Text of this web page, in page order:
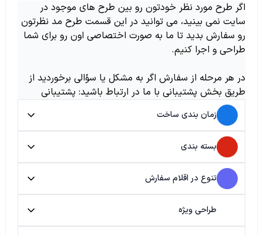
اگر طرح مورد نظر خودتون رو بین طرح های موجود در
سایت نمی بینید، می توانید در این قسمت طرح مد نظرتون
رو سفارش بدید تا ما به صورت اختصاصی اون رو برای شما
طراحی و اجرا کنیم.
در هر مرحله از سفارش اگر به مشکل یا سؤالی برخوردید از
طریق بخش پشتیبانی با ما در ارتباط باشید: پشتیبانی
زمان بندی ساخت
بسته بندی
تنوع در اقلام سفارش
طراحی ویژه